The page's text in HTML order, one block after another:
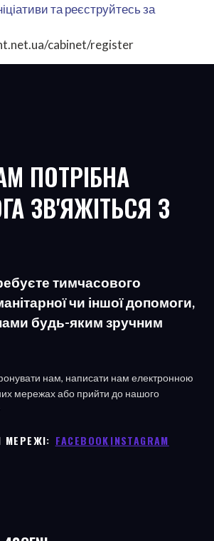
та реєструйтесь за
cabinet/register
ПОТРІБНА
ЗВ'ЯЖІТЬСЯ З
тимчасового
чи іншої допомоги,
будь-яким зручним
нам, написати нам електронною
мережах або прийти до нашого
ㅤ FACEBOOKINSTAGRAM